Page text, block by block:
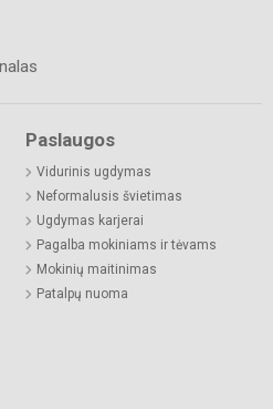
Paslaugos
Vidurinis ugdymas
Neformalusis švietimas
Ugdymas karjerai
Pagalba mokiniams ir tėvams
Mokinių maitinimas
Patalpų nuoma